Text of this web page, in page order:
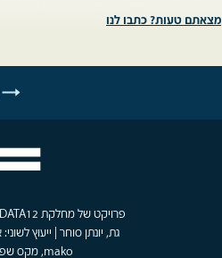
מצאתם טעות? כתבו לנו
גת, יונתן סוחר | ייעוץ
mako, מקס שפירו, אריה קופרשמידט, דנה ארבל | אפיון: מיטל חורגין צרפתי